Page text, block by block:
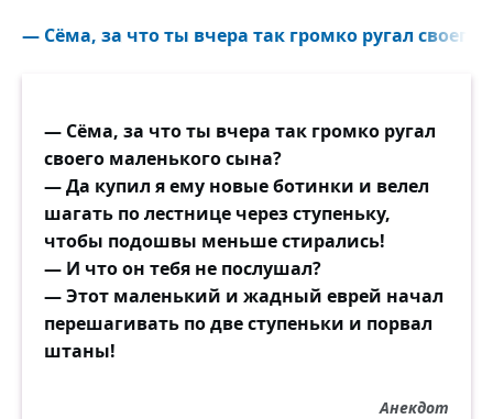
— Сёма, за что ты вчера так громко ругал своего
— Сёма, за что ты вчера так громко ругал
своего маленького сына?
— Да купил я ему новые ботинки и велел
шагать по лестнице через ступеньку,
чтобы подошвы меньше стирались!
— И что он тебя не послушал?
— Этот маленький и жадный еврей начал
перешагивать по две ступеньки и порвал
штаны!
Анекдот